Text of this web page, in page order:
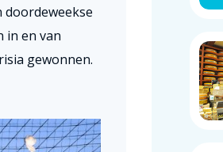
doordeweekse
in en van
gewonnen.